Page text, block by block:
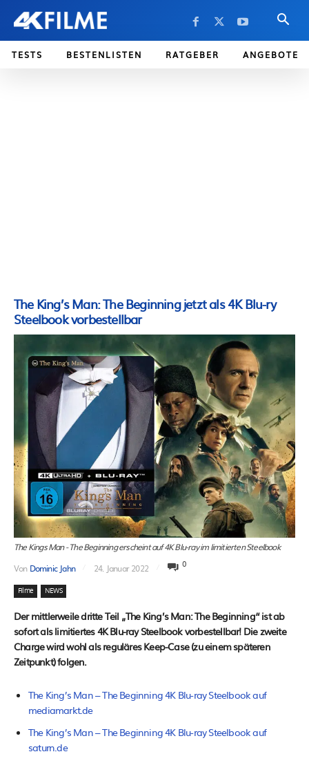
TESTS BESTENLISTEN RATGEBER ANGEBOTE
The King’s Man: The Beginning jetzt als 4K Blu-ry
Steelbook vorbestellbar
The Kings Man - The Beginning erscheint auf 4K Blu-ray im limitierten Steelbook
Von Dominic Jahn 24. Januar 2022 0
Filme NEWS
Der mittlerweile dritte Teil „The King’s Man: The Beginning“ ist ab
sofort als limitiertes 4K Blu-ray Steelbook vorbestellbar! Die zweite
Charge wird wohl als reguläres Keep-Case (zu einem späteren
Zeitpunkt) folgen.
The King’s Man – The Beginning 4K Blu-ray Steelbook auf
mediamarkt.de
The King’s Man – The Beginning 4K Blu-ray Steelbook auf
saturn.de